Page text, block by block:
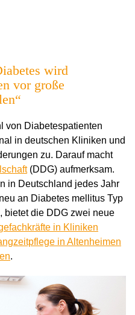
wird
vor große
von Diabetespatienten
in deutschen Kliniken und
zu. Darauf macht
(DDG) aufmerksam.
in Deutschland jedes Jahr
an Diabetes mellitus Typ
bietet die DDG zwei neue
in Kliniken
in Altenheimen
.